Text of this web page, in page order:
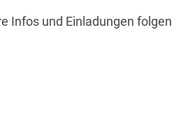
Infos und Einladungen folgen